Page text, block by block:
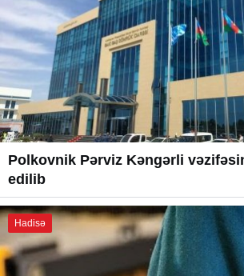
Polkovnik Pərviz Kəngərli
edilib
Hadisə